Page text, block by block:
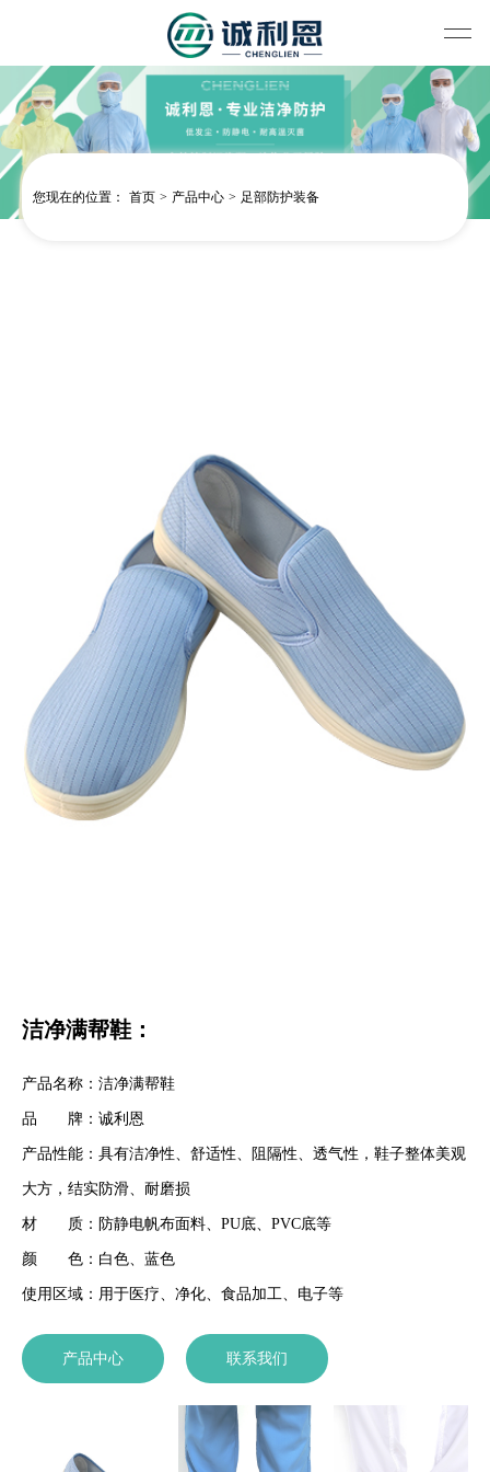
您现在的位置： 首页 > 产品中心 > 足部防护装备
洁净满帮鞋：
产品名称：洁净满帮鞋
品 牌：诚利恩
产品性能：具有洁净性、舒适性、阻隔性、透气性，鞋子整体美观
大方，结实防滑、耐磨损
材 质：防静电帆布面料、PU底、PVC底等
颜 色：白色、蓝色
使用区域：用于医疗、净化、食品加工、电子等
产品中心 联系我们